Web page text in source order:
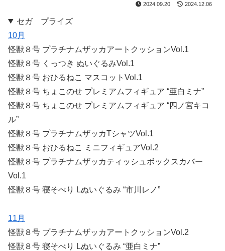
2024.09.20 2024.12.06
セガ プライズ
10月
怪獣８号 プラチナムザッカアートクッションVol.1
怪獣８号 くっつき ぬいぐるみVol.1
怪獣８号 おひるねこ マスコットVol.1
怪獣８号 ちょこのせ プレミアムフィギュア “亜白ミナ”
怪獣８号 ちょこのせ プレミアムフィギュア “四ノ宮キコ
ル”
怪獣８号 プラチナムザッカTシャツVol.1
怪獣８号 おひるねこ ミニフィギュアVol.2
怪獣８号 プラチナムザッカティッシュボックスカバー
Vol.1
怪獣８号 寝そべり Lぬいぐるみ “市川レノ”
11月
怪獣８号 プラチナムザッカアートクッションVol.2
怪獣８号 寝そべり Lぬいぐるみ “亜白ミナ”